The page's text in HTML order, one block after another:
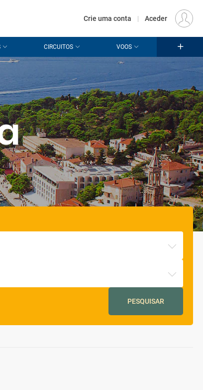
EUR
Crie uma conta | Aceder
CIRCUITOS VOOS
PESQUISAR